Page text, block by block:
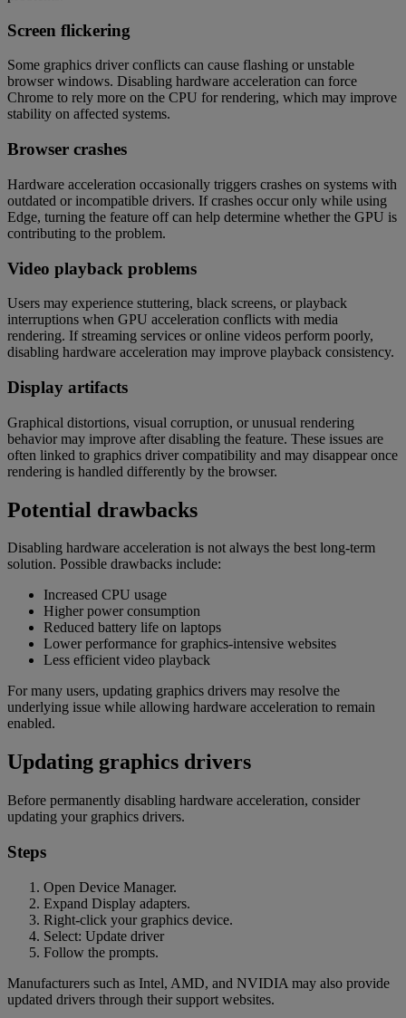
Screen flickering
Some graphics driver conflicts can cause flashing or unstable
browser windows. Disabling hardware acceleration can force
Chrome to rely more on the CPU for rendering, which may improve
stability on affected systems.
Browser crashes
Hardware acceleration occasionally triggers crashes on systems with
outdated or incompatible drivers. If crashes occur only while using
Edge, turning the feature off can help determine whether the GPU is
contributing to the problem.
Video playback problems
Users may experience stuttering, black screens, or playback
interruptions when GPU acceleration conflicts with media
rendering. If streaming services or online videos perform poorly,
disabling hardware acceleration may improve playback consistency.
Display artifacts
Graphical distortions, visual corruption, or unusual rendering
behavior may improve after disabling the feature. These issues are
often linked to graphics driver compatibility and may disappear once
rendering is handled differently by the browser.
Potential drawbacks
Disabling hardware acceleration is not always the best long-term
solution. Possible drawbacks include:
Increased CPU usage
Higher power consumption
Reduced battery life on laptops
Lower performance for graphics-intensive websites
Less efficient video playback
For many users, updating graphics drivers may resolve the
underlying issue while allowing hardware acceleration to remain
enabled.
Updating graphics drivers
Before permanently disabling hardware acceleration, consider
updating your graphics drivers.
Steps
Open Device Manager.
Expand Display adapters.
Right-click your graphics device.
Select: Update driver
Follow the prompts.
Manufacturers such as Intel, AMD, and NVIDIA may also provide
updated drivers through their support websites.